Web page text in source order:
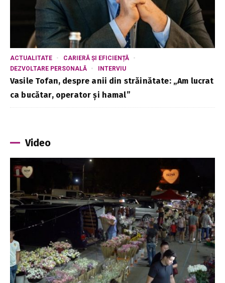
ACTUALITATE
CARIERĂ ȘI EFICIENȚĂ
DEZVOLTARE PERSONALĂ
INTERVIU
Vasile Tofan, despre anii din străinătate: „Am lucrat
ca bucătar, operator și hamal”
Video